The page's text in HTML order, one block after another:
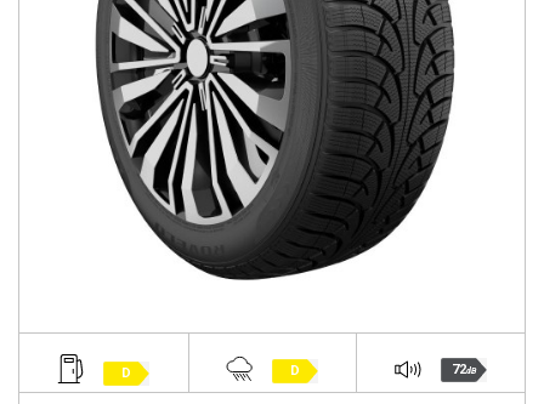
D D 72dB